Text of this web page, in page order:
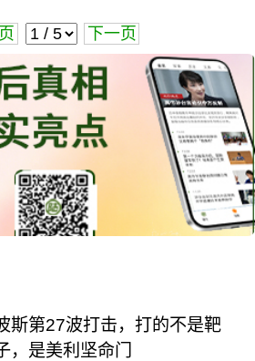
下一页
斯第27波打击，打的不是靶
，是美利坚命门